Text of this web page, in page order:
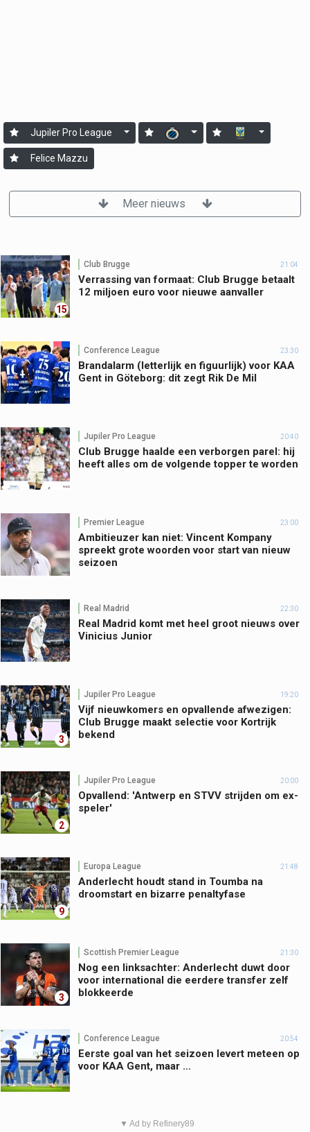
Jupiler Pro League
Felice Mazzu
Meer nieuws
15
Club Brugge 21:04
Verrassing van formaat: Club Brugge betaalt
12 miljoen euro voor nieuwe aanvaller
Conference League 23:30
Brandalarm (letterlijk en figuurlijk) voor KAA
Gent in Göteborg: dit zegt Rik De Mil
Jupiler Pro League 20:40
Club Brugge haalde een verborgen parel: hij
heeft alles om de volgende topper te worden
Premier League 23:00
Ambitieuzer kan niet: Vincent Kompany
spreekt grote woorden voor start van nieuw
seizoen
Real Madrid 22:30
Real Madrid komt met heel groot nieuws over
Vinicius Junior
3
Jupiler Pro League 19:20
Vijf nieuwkomers en opvallende afwezigen:
Club Brugge maakt selectie voor Kortrijk
bekend
2
Jupiler Pro League 20:00
Opvallend: 'Antwerp en STVV strijden om ex-
speler'
9
Europa League 21:48
Anderlecht houdt stand in Toumba na
droomstart en bizarre penaltyfase
3
Scottish Premier League 21:30
Nog een linksachter: Anderlecht duwt door
voor international die eerdere transfer zelf
blokkeerde
Conference League 20:54
Eerste goal van het seizoen levert meteen op
voor KAA Gent, maar ...
▼ Ad by Refinery89